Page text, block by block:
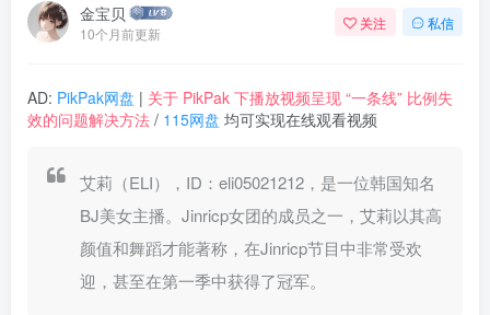
金宝贝
10个月前更新
关注 私信
AD: PikPak网盘 | 关于 PikPak 下播放视频呈现 “一条线” 比例失
效的问题解决方法 / 115网盘 均可实现在线观看视频
艾莉（ELI），ID：eli05021212，是一位韩国知名
BJ美女主播。Jinricp女团的成员之一，艾莉以其高
颜值和舞蹈才能著称，在Jinricp节目中非常受欢
迎，甚至在第一季中获得了冠军。